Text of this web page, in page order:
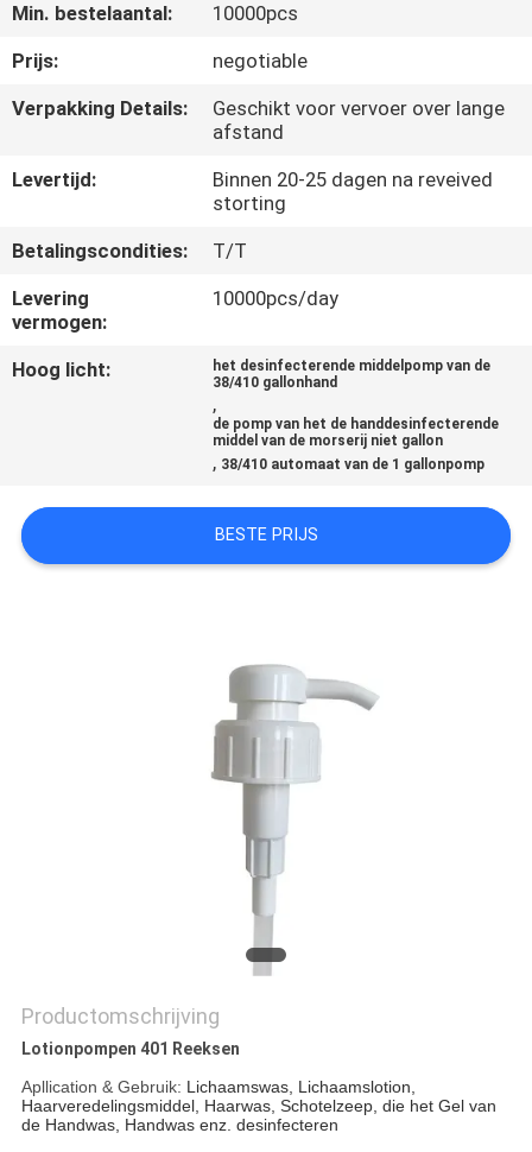
CONTACTEER
ONS
SITEMAP
PRIVACY
Min. bestelaantal:
10000pcs
Prijs:
negotiable
Verpakking Details:
Geschikt voor vervoer over lange
afstand
Levertijd:
Binnen 20-25 dagen na reveived
storting
Betalingscondities:
T/T
Levering
vermogen:
10000pcs/day
Hoog licht:
het desinfecterende middelpomp van de
38/410 gallonhand
,
de pomp van het de handdesinfecterende
middel van de morserij niet gallon
, 38/410 automaat van de 1 gallonpomp
BESTE PRIJS
Productomschrijving
Lotionpompen 401 Reeksen
Apllication & Gebruik: Lichaamswas, Lichaamslotion,
Haarveredelingsmiddel, Haarwas, Schotelzeep, die het Gel van
de Handwas, Handwas enz. desinfecteren